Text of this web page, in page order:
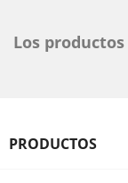
Los
PRODUCTOS